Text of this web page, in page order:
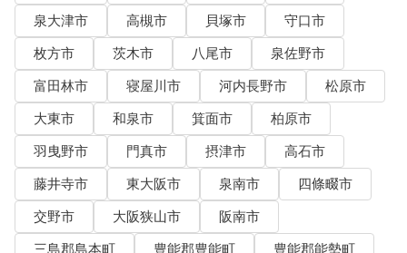
泉大津市
高槻市 貝塚市
守口市
枚方市
茨木市 八尾市
泉佐野市
富田林市
寝屋川市 河内長野市
松原市
大東市
和泉市 箕面市
柏原市
羽曳野市
門真市 摂津市
高石市
藤井寺市
東大阪市 泉南市
四條畷市
交野市
大阪狭山市
阪南市
三島郡島本町
豊能郡豊能町
豊能郡能勢町